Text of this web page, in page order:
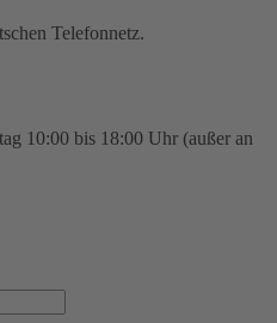
Telefonnetz.
10:00 bis 18:00 Uhr (außer an